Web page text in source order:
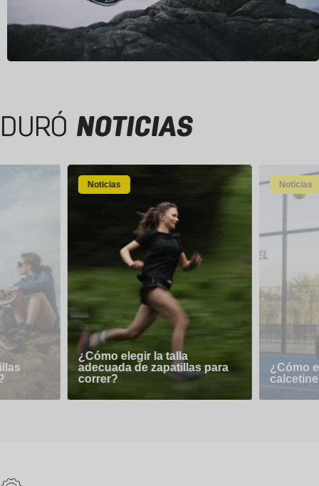
DURÓ NOTICIAS
Noticias
¿Cómo elegir la talla
adecuada de zapatillas para
correr?
Noticias
¿Cómo